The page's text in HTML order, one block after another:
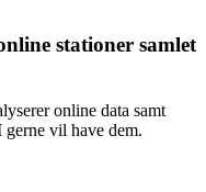
stationer samlet
online data samt
vil have dem.